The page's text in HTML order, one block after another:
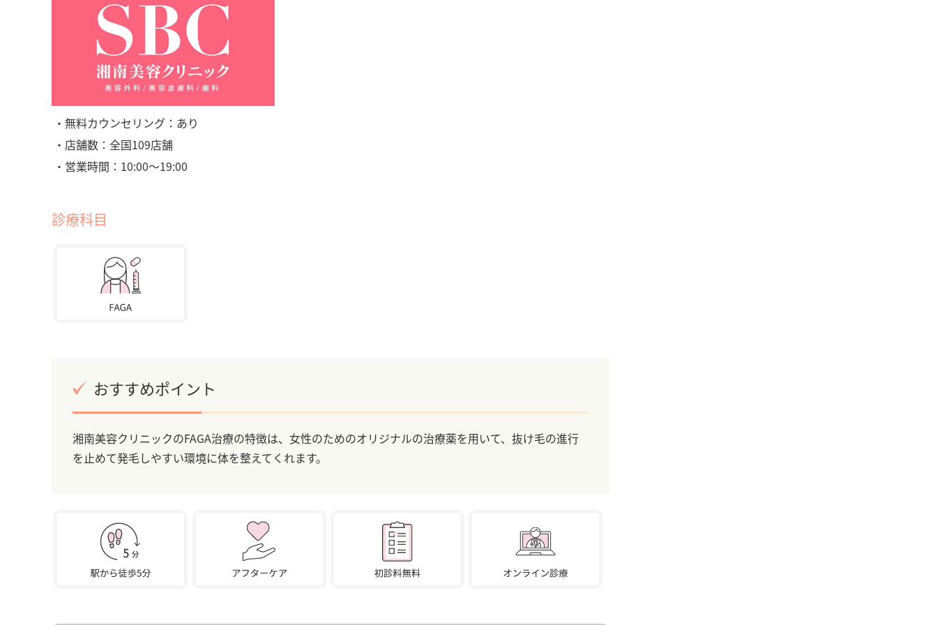
・無料カウンセリング：あり
・店舗数：全国109店舗
・営業時間：10:00〜19:00
診療科目
おすすめポイント
湘南美容クリニックのFAGA治療の特徴は、女性のためのオリジナルの治療薬を用いて、抜け毛の進行
を止めて発毛しやすい環境に体を整えてくれます。